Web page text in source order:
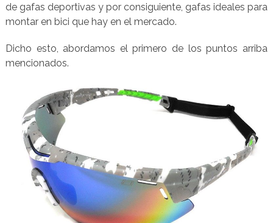
de gafas deportivas y por consiguiente, gafas ideales para
montar en bici que hay en el mercado.
Dicho esto, abordamos el primero de los puntos arriba
mencionados.